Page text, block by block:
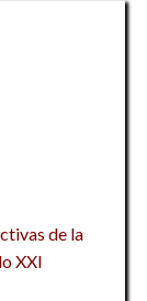
de la
XXI